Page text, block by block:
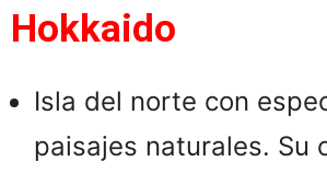
Hokkaido
Isla del norte con
paisajes naturales. Su